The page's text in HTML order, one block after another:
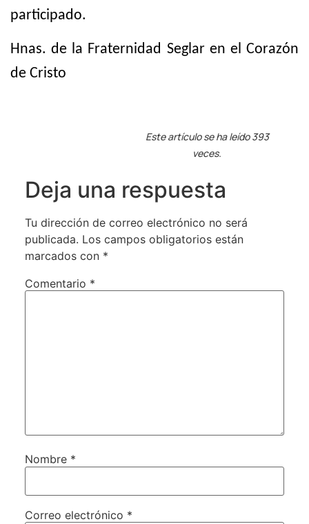
participado.
Hnas. de la Fraternidad Seglar en el Corazón
de Cristo
Este artículo se ha leído 393
veces.
Deja una respuesta
Tu dirección de correo electrónico no será
publicada. Los campos obligatorios están
marcados con *
Comentario *
Nombre *
Correo electrónico *